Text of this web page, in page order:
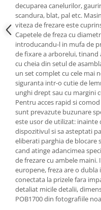
Masini de spalat vase
Masini de spalat vase
independente
Motoburghiu/Foreza
Pachete Incorporabile
Pirostrii & Arzatoare
Plasa umbrire
Pompe de stropit
Radiatoare
Semanatoare,Plantatoare
Sere
Sobe pe gaz & electrice
Suflante & Aspiratoare
Aspiratoare
decuparea canelurilor,
scandura, blat, pal etc.
viteza de frezare este
Capetele de freza cu
introducandu-l in mufa de
de fixare a arborelui,
cu cheia din setul de
un set complet cu cele mai
siguranta intr-o cutie de
unghi drept sau cu margini
Pentru acces rapid si
sunt prevazute buzunare
este usor de utilizat: inainte
dispozitivul si sa asteptati
eliberati parghia de
cand atinge adancimea
de frezare cu ambele
europene, freza are o
conectata la prizele fara
detaliat micile detalii,
POB1700 din fotografiile